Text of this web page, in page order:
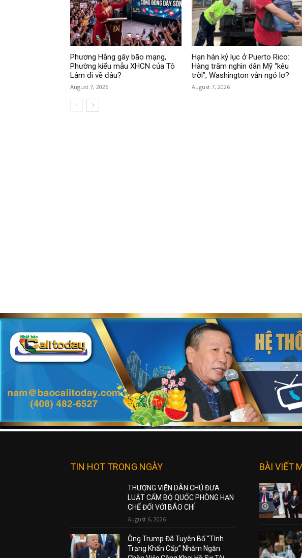
Phương Hằng gây bão mạng,
Phường kiểu mẫu XHCN của Tô
Lâm đi về đâu?
August 7, 2026
Hạn hán kỷ lục ở Puerto Rico:
Hàng trăm nghìn dân Mỹ “kêu
trời”, Washington vẫn ngó lơ?
August 7, 2026
TIN HOT TRONG NGÀY
THƯỢNG VIỆN DÂN CHỦ ĐƯA
LUẬT CẤM BỘ QUỐC PHÒNG HẠN
CHẾ ĐỐI VỚI BÁO CHÍ
August 6, 2026
Ông Trump Đã Tuyên Bố “Tình
Trạng Khẩn Cấp” Nhằm Ngăn
BÀI VIẾT